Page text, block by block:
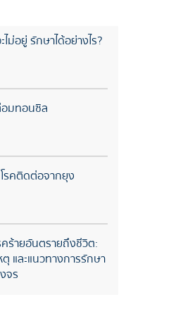
ม่อยู่ รักษาได้อย่างไร?
มทอนซิล
โรคติดต่อจากยุง
คร้ายอันตรายถึงชีวิต:
ตุ และแนวทางการรักษา
จร